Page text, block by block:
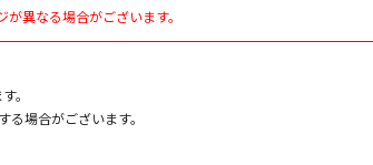
異なる場合がございます。
。
場合がございます。